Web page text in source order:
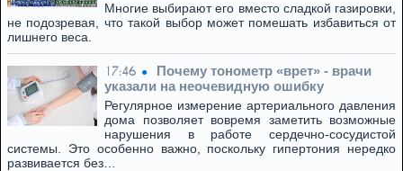
Многие выбирают его вместо сладкой газировки,
не подозревая, что такой выбор может помешать избавиться от
лишнего веса.
17:46
Почему тонометр «врет» - врачи
указали на неочевидную ошибку
Регулярное измерение артериального давления
дома позволяет вовремя заметить возможные
нарушения в работе сердечно-сосудистой
системы. Это особенно важно, поскольку гипертония нередко
развивается без…